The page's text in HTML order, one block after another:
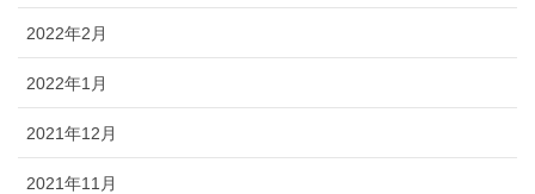
2022年2月
2022年1月
2021年12月
2021年11月